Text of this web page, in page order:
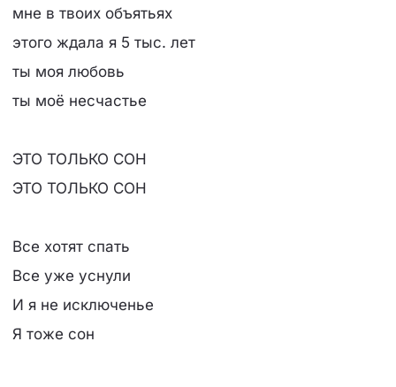
мне в твоих объятьях
этого ждала я 5 тыс. лет
ты моя любовь
ты моё несчастье
ЭТО ТОЛЬКО СОН
ЭТО ТОЛЬКО СОН
Все хотят спать
Все уже уснули
И я не исключенье
Я тоже сон